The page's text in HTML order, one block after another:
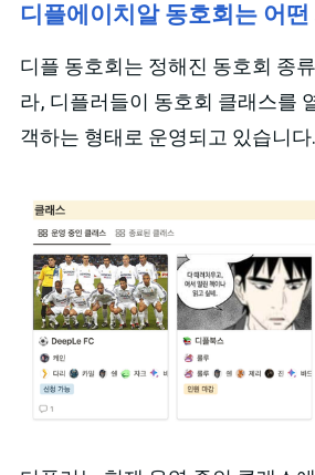
디플에이치알 동호회는 어
디플 동호회는 정해진 동호회 종
라, 디플러들이 동호회 클래스를
객하는 형태로 운영되고 있습니다.